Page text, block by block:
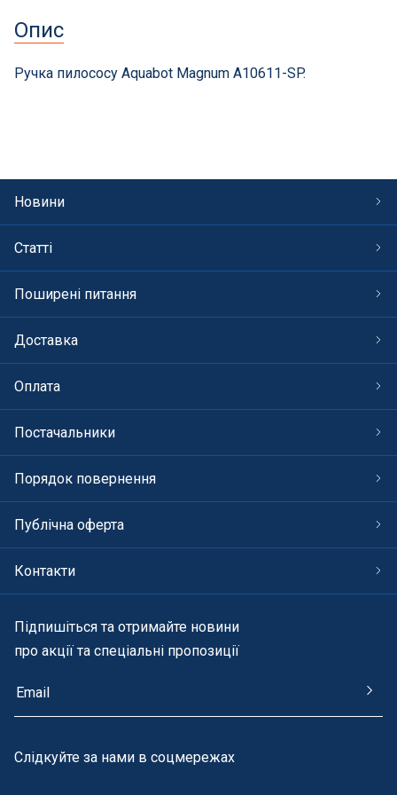
Вогнища та каміни
Труби і фіттінги
Корисні дрібнички
Розпродаж
Опис
Ручка пилососу Aquabot Magnum A10611-SP.
Новини
Статті
Поширені питання
Доставка
Оплата
Постачальники
Порядок повернення
Публічна оферта
Контакти
Підпишіться та отримайте новини
про акції та спеціальні пропозиції
Cлідкуйте за нами в соцмережах